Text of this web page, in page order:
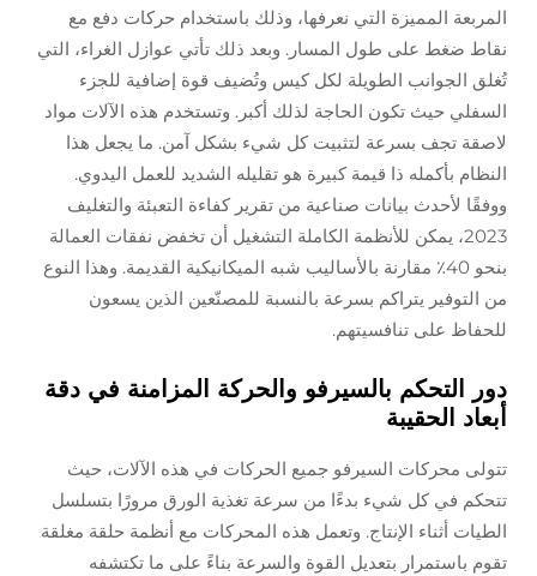
المربعة المميزة التي نعرفها، وذلك باستخدام حركات دفع مع
نقاط ضغط على طول المسار. وبعد ذلك تأتي عوازل الغراء، التي
تُغلق الجوانب الطويلة لكل كيس وتُضيف قوة إضافية للجزء
السفلي حيث تكون الحاجة لذلك أكبر. وتستخدم هذه الآلات مواد
لاصقة تجف بسرعة لتثبيت كل شيء بشكل آمن. ما يجعل هذا
النظام بأكمله ذا قيمة كبيرة هو تقليله الشديد للعمل اليدوي.
ووفقًا لأحدث بيانات صناعية من تقرير كفاءة التعبئة والتغليف
2023، يمكن للأنظمة الكاملة التشغيل أن تخفض نفقات العمالة
بنحو 40٪ مقارنة بالأساليب شبه الميكانيكية القديمة. وهذا النوع
من التوفير يتراكم بسرعة بالنسبة للمصنّعين الذين يسعون
للحفاظ على تنافسيتهم.
دور التحكم بالسيرفو والحركة المزامنة في دقة
أبعاد الحقيبة
تتولى محركات السيرفو جميع الحركات في هذه الآلات، حيث
تتحكم في كل شيء بدءًا من سرعة تغذية الورق مرورًا بتسلسل
الطيات أثناء الإنتاج. وتعمل هذه المحركات مع أنظمة حلقة مغلقة
تقوم باستمرار بتعديل القوة والسرعة بناءً على ما تكتشفه